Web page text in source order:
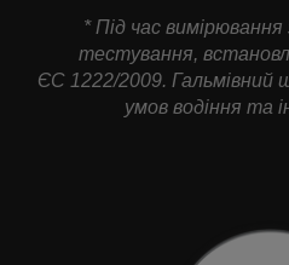
* Під час
тестування,
ЄС 1222/2009. Гальмівний
умов водіння та